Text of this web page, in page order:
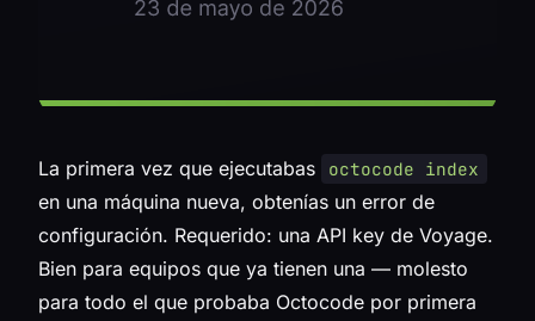
La primera vez que ejecutabas octocode index
en una máquina nueva, obtenías un error de
configuración. Requerido: una API key de Voyage.
Bien para equipos que ya tienen una — molesto
para todo el que probaba Octocode por primera